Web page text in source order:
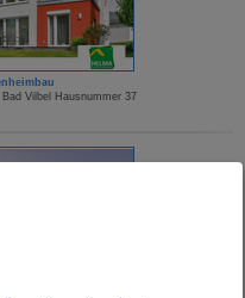
Vilbel Hausnummer 37